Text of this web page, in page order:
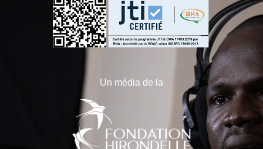
Un média de la